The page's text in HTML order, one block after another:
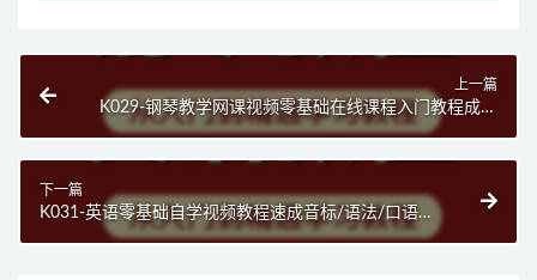
上一篇
K029-钢琴教学网课视频零基础在线课程入门教程成人
自学幼师培训
下一篇
K031-英语零基础自学视频教程速成音标/语法/口语全
套学习教学课程培训